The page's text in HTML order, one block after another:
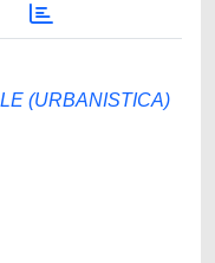
(URBANISTICA)